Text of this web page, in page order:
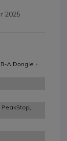
2025
A Dongle +
PeakStop,